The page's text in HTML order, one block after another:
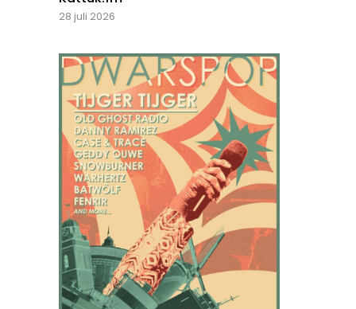
28 juli 2026